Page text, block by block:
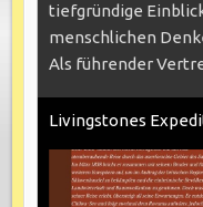
tiefgründige
menschlichen
Als führender
Livingstones